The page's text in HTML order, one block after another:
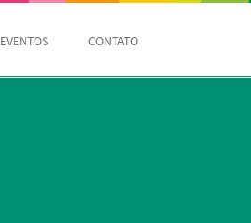
EVENTOS CONTATO